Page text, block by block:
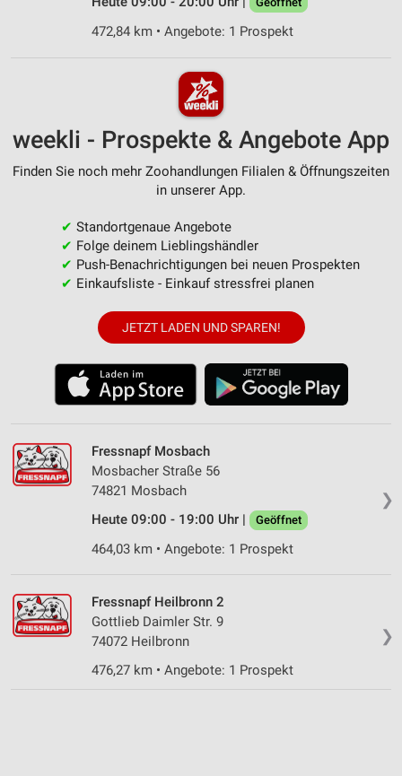
472,84 km • Angebote: 1 Prospekt
weekli - Prospekte & Angebote App
Finden Sie noch mehr Zoohandlungen Filialen & Öffnungszeiten
in unserer App.
✔ Standortgenaue Angebote
✔ Folge deinem Lieblingshändler
✔ Push-Benachrichtigungen bei neuen Prospekten
✔ Einkaufsliste - Einkauf stressfrei planen
JETZT LADEN UND SPAREN!
❯
Fressnapf Mosbach
Mosbacher Straße 56
74821 Mosbach
Heute 09:00 - 19:00 Uhr |
Geöffnet
464,03 km • Angebote: 1 Prospekt
❯
Fressnapf Heilbronn 2
Gottlieb Daimler Str. 9
74072 Heilbronn
476,27 km • Angebote: 1 Prospekt